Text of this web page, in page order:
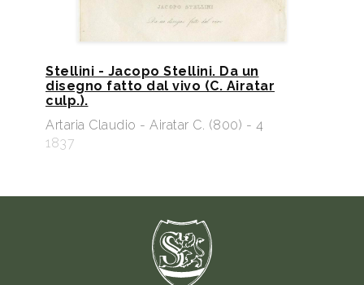
Stellini - Jacopo Stellini. Da un
disegno fatto dal vivo (C. Airatar
culp.).
Artaria Claudio - Airatar C. (800) - 4
1837